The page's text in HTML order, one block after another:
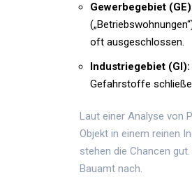
Gewerbegebiet
oft ausgeschlossen.
Industriegebiet (GI):
Gefahrstoffe
Laut einer Analyse von
Objekt in einem reinen
stehen die Chancen
Bauamt nach.